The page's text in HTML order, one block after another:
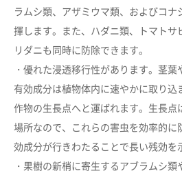
カートに追加し
お買い物を続
カートへ進む
ラムシ類、アザミウマ類、およびコ
揮します。また、ハダニ類、トマトサ
リダニも同時に防除できます。
・優れた浸透移行性があります。茎
有効成分は植物体内に速やかに取り
作物の生長点へと運ばれます。生長点
場所なので、これらの害虫を効率的に
効成分が行きわたることで長い残効を
・果樹の新梢に寄生するアブラムシ